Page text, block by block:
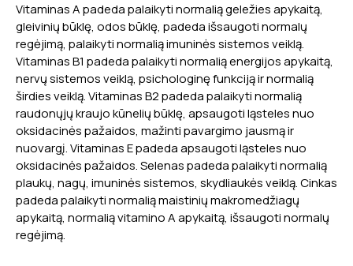
Vitaminas A padeda palaikyti normalią geležies apykaitą,
gleivinių būklę, odos būklę, padeda išsaugoti normalų
regėjimą, palaikyti normalią imuninės sistemos veiklą.
Vitaminas B1 padeda palaikyti normalią energijos apykaitą,
nervų sistemos veiklą, psichologinę funkciją ir normalią
širdies veiklą. Vitaminas B2 padeda palaikyti normalią
raudonųjų kraujo kūnelių būklę, apsaugoti ląsteles nuo
oksidacinės pažaidos, mažinti pavargimo jausmą ir
nuovargį. Vitaminas E padeda apsaugoti ląsteles nuo
oksidacinės pažaidos. Selenas padeda palaikyti normalią
plaukų, nagų, imuninės sistemos, skydliaukės veiklą. Cinkas
padeda palaikyti normalią maistinių makromedžiagų
apykaitą, normalią vitamino A apykaitą, išsaugoti normalų
regėjimą.